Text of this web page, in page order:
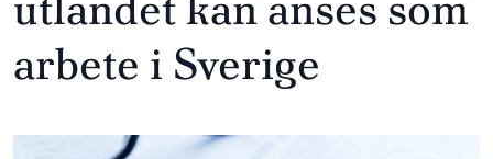
arbete i Sverige